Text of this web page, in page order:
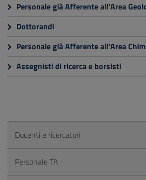
Personale già Afferente all'Area
Dottorandi
Personale già Afferente all'Area
Assegnisti di ricerca e borsisti
Docenti e ricercatori
Personale TA